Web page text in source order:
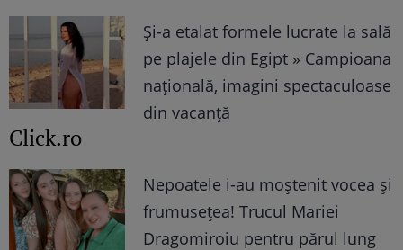
Și-a etalat formele lucrate la sală
pe plajele din Egipt » Campioana
națională, imagini spectaculoase
din vacanță
Click.ro
Nepoatele i-au moștenit vocea și
frumusețea! Trucul Mariei
Dragomiroiu pentru părul lung